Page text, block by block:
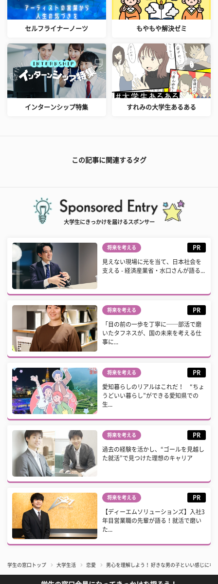
セルフライナーノーツ もやもや解決ゼミ
インターンシップ特集 すれみの大学生あるある
この記事に関連するタグ
大学生にきっかけを届けるスポンサー
将来を考える PR
見えない現場に光を当て、日本社会を
支える - 経済産業省・水口さんが語る...
将来を考える PR
「目の前の一歩を丁寧に──部活で磨
いたタフネスが、国の未来を考える仕
事に...
将来を考える PR
愛知暮らしのリアルはこれだ！ “ちょ
うどいい暮らし”ができる愛知県での
生...
将来を考える PR
過去の経験を活かし、“ゴールを見越し
た就活”で見つけた理想のキャリア
将来を考える PR
【ディーエムソリューションズ】入社3
年目営業職の先輩が語る！就活で磨い
た...
学生の窓口トップ 大学生活 恋愛 男心を理解しよう！ 好きな男の子といい感じにな